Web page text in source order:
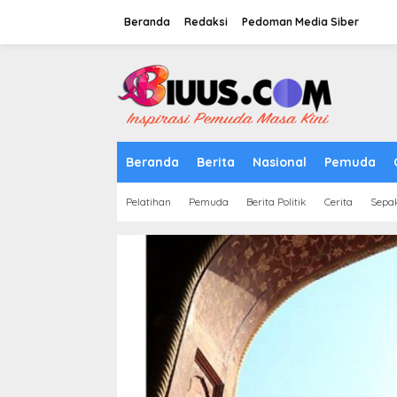
Beranda Redaksi Pedoman Media Siber
Beranda Berita Nasional Pemuda
Pelatihan Pemuda Berita Politik Cerita